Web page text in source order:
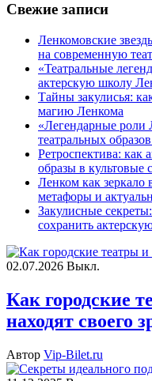
Свежие записи
Ленкомовские
на современную
«Театральные
актерскую школу
Тайны закулисья:
магию Ленкома
«Легендарные роли
театральных
Ретроспектива: как
образы в культовые
Ленком как зеркало
метафоры и
Закулисные
сохранить
02.07.2026 Выкл.
Как городские
находят своего
Автор Vip-Bilet.ru